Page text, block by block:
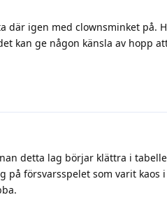
där igen med clownsminket på.
kan ge någon känsla av hopp
detta lag börjar klättra i
försvarsspelet som varit kaos